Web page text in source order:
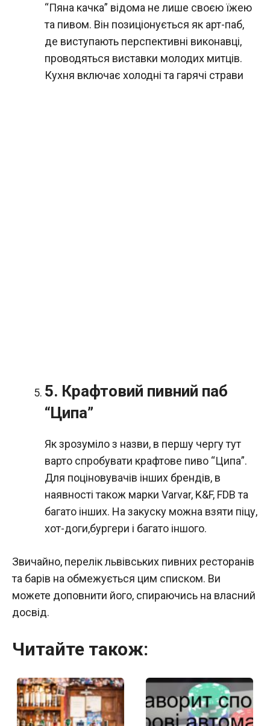
“Пяна качка” відома не лише своєю їжею
та пивом. Він позиціонується як арт-паб,
де виступають перспективні виконавці,
проводяться виставки молодих митців.
Кухня включає холодні та гарячі страви
5. Крафтовий пивний паб
“Ципа”
Як зрозуміло з назви, в першу чергу тут
варто спробувати крафтове пиво “Ципа”.
Для поціновувачів інших брендів, в
наявності також марки Varvar, K&F, FDB та
багато інших. На закуску можна взяти піцу,
хот-доги,бургери і багато іншого.
Звичайно, перелік львівських пивних ресторанів
та барів на обмежується цим списком. Ви
можете доповнити його, спираючись на власний
досвід.
Читайте також: